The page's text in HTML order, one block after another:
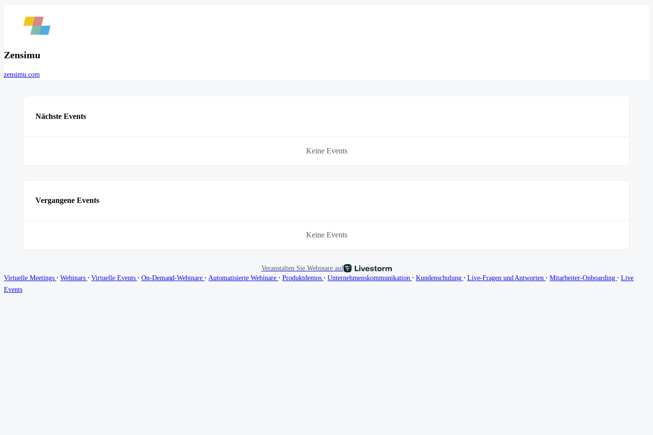
Zensimu
zensimu.com
Nächste Events
Keine Events
Vergangene Events
Keine Events
Veranstalten Sie Webinare auf
Virtuelle Meetings ∙ Webinars ∙ Virtuelle Events ∙ On-Demand-Webinare ∙ Automatisierte Webinare ∙ Produktdemos ∙ Unternehmenskommunikation ∙ Kundenschulung ∙ Live-Fragen und Antworten ∙ Mitarbeiter-Onboarding ∙ Live
Events